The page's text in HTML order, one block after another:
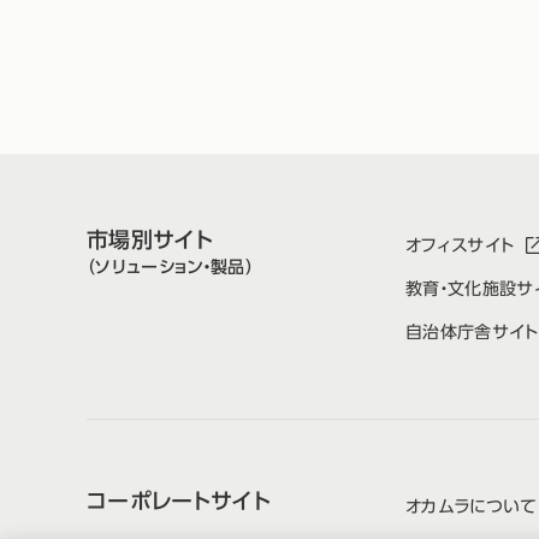
市場別サイト
（ソリューション・製品）
オフィスサイト
教育・文化施設サ
自治体庁舎サイト
コーポレートサイト オカムラについて